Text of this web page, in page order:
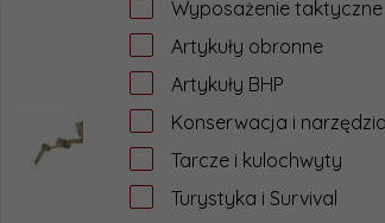
Wyposażenie taktyczne
Artykuły obronne
Artykuły BHP
Konserwacja i narzędzia
Tarcze i kulochwyty
Turystyka i Survival